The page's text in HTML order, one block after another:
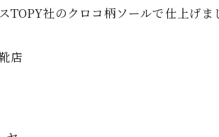
TOPY社のクロコ柄ソールで仕上げま
店